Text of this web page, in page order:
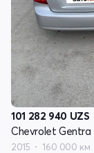
101 282 940 UZS
2015 160 000 км